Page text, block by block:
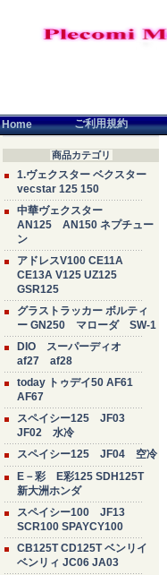
Home ご利用規約
商品カテゴリ
1.ヴェクスター ベクスター
vecstar 125 150
中華ヴェクスター
AN125 AN150 ネプチュー
ン
アドレスV100 CE11A
CE13A V125 UZ125
GSR125
グラストラッカー ボルティ
ー GN250 マローダ SW-1
DIO スーパーディオ
af27 af28
today トゥデイ50 AF61
AF67
スペイシー125 JF03
JF02 水冷
スペイシー125 JF04 空冷
E－彩 E彩125 SDH125T
新大洲ホンダ
スペイシー100 JF13
SCR100 SPAYCY100
CB125T CD125T ベンリイ
ベンリィ JC06 JA03